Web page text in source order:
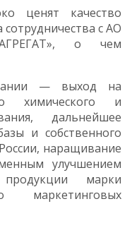
ценят качество
с АО
о чем
— выход на
химического и
дальнейшее
и собственного
наращивание
улучшением
марки